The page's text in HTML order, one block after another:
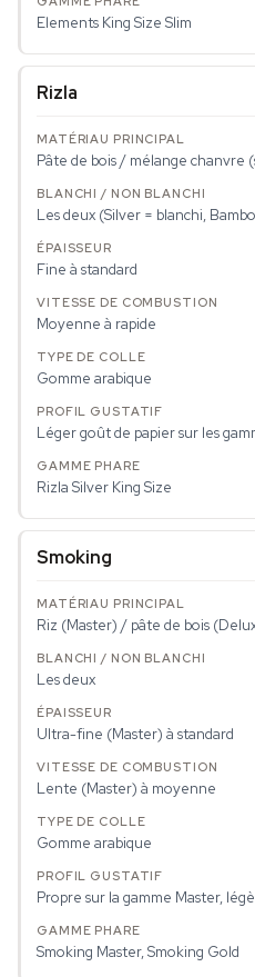
Elements King Size Slim
Rizla
Pâte de bois / mélange chanvre
Les deux (Silver = blanchi,
Fine à standard
Moyenne à rapide
Gomme arabique
Léger goût de papier sur les
Rizla Silver King Size
Smoking
Riz (Master) / pâte de bois
Les deux
Ultra-fine (Master) à standard
Lente (Master) à moyenne
Gomme arabique
Propre sur la gamme Master,
Smoking Master, Smoking Gold